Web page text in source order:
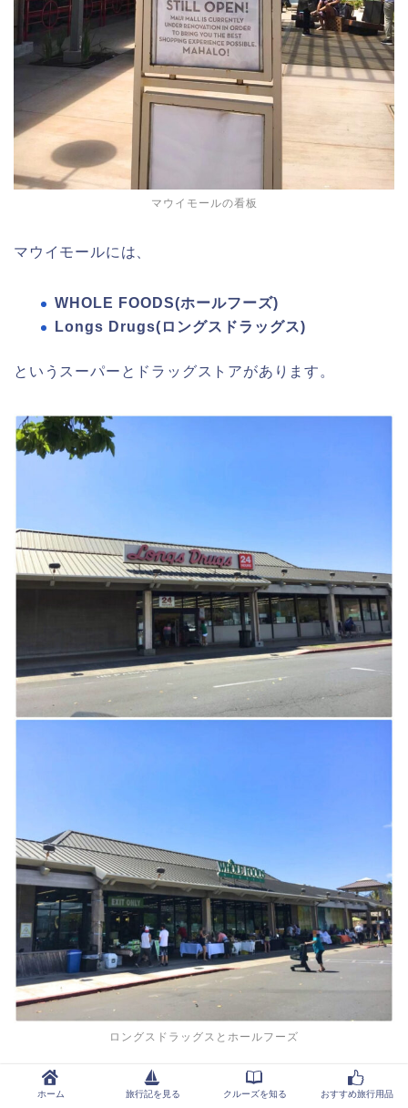
マウイモールの看板
マウイモールには、
WHOLE FOODS(ホールフーズ)
Longs Drugs(ロングスドラッグス)
というスーパーとドラッグストアがあります。
ロングスドラッグスとホールフーズ
この2店舗に行くだけでもハワイのちょっとしたお土産
ホーム 旅行記を見る クルーズを知る おすすめ旅行用品